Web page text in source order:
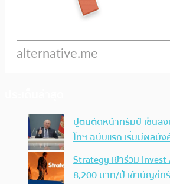
ปูตินตัดหน้าทรัมป์ เซ็นล
โทฯ ฉบับแรก เริ่มมีผลบั
Strategy เข้าร่วม
8,200 บาท/ปี เข้าบัญชี